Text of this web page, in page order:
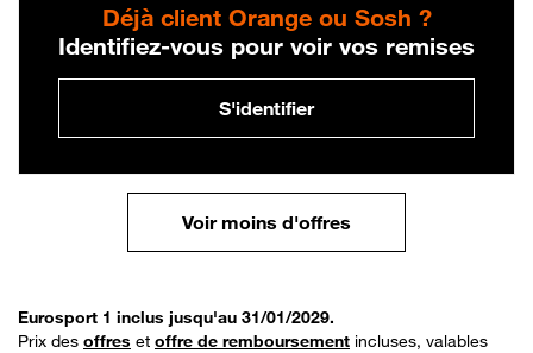
Déjà client Orange ou Sosh ?
Identifiez-vous pour voir vos remises
S'identifier
Voir moins d'offres
Eurosport 1 inclus jusqu'au 31/01/2029.
Prix des offres et offre de remboursement incluses, valables